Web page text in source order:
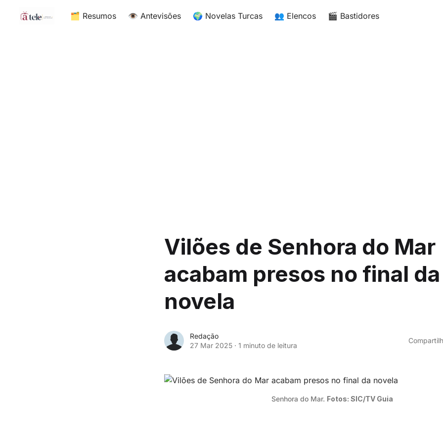
🗂 Resumos 👁 Antevisões 🌍 Novelas Turcas 👥 Elencos 🎬 Bastidores
Vilões de Senhora do Mar
acabam presos no final da
novela
Redação
27 Mar 2025 · 1 minuto de leitura
Senhora do Mar. Fotos: SIC/TV Guia